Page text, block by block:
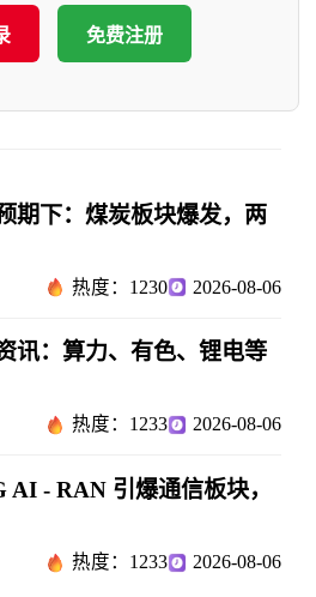
免费注册
期下：煤炭板块爆发，两
热度：1230 2026-08-06
讯：算力、有色、锂电等
热度：1233 2026-08-06
AI - RAN 引爆通信板块，
热度：1233 2026-08-06